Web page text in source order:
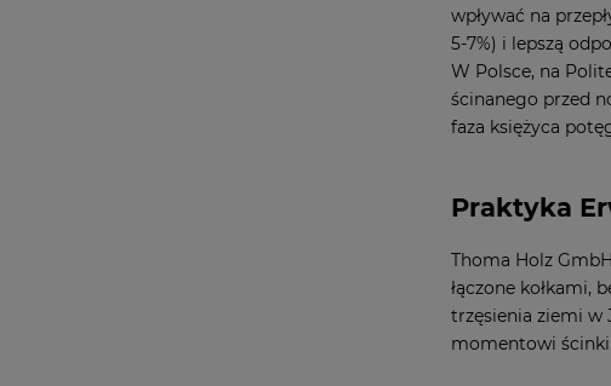
wpływać na
5-7%) i lepszą
W Polsce, na
ścinanego przed
faza księżyca
Praktyka
Thoma Holz
łączone kołkami,
trzęsienia ziemi w
momentowi